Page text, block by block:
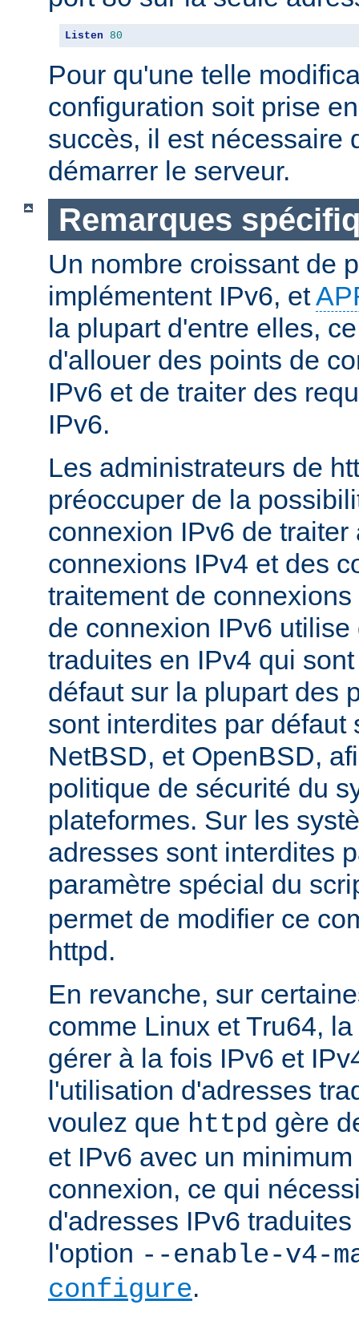
Listen 80
Pour qu'une telle
configuration soit prise
succès, il est nécessaire
démarrer le serveur.
Remarques
Un nombre croissant de
implémentent IPv6, et
la plupart d'entre elles,
d'allouer des points de
IPv6 et de traiter des
IPv6.
Les administrateurs de
préoccuper de la
connexion IPv6 de traiter
connexions IPv4 et des
traitement de
de connexion IPv6
traduites en IPv4 qui
défaut sur la plupart des
sont interdites par défaut
NetBSD, et OpenBSD,
politique de sécurité du
plateformes. Sur les
adresses sont interdites
paramètre spécial du
permet de modifier ce
httpd.
En revanche, sur
comme Linux et Tru64, la
gérer à la fois IPv6 et
l'utilisation d'adresses
voulez que httpd gère
et IPv6 avec un
connexion, ce qui
d'adresses IPv6
l'option --enable-v4-
configure.